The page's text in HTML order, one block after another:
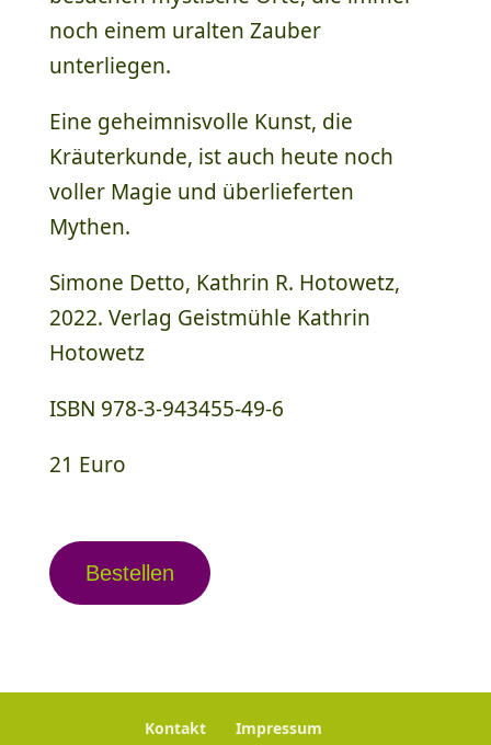
noch einem uralten Zauber
unterliegen.
Eine geheimnisvolle Kunst, die
Kräuterkunde, ist auch heute noch
voller Magie und überlieferten
Mythen.
Simone Detto, Kathrin R. Hotowetz,
2022. Verlag Geistmühle Kathrin
Hotowetz
ISBN 978-3-943455-49-6
21 Euro
Bestellen
Kontakt Impressum